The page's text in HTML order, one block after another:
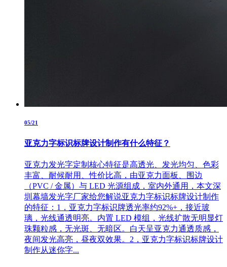
05/21
亚克力字标识标牌设计制作有什么特征？
亚克力发光字定制核心特征是高透光、发光均匀、色彩
丰富、耐候耐用、性价比高，由亚克力面板、围边
（PVC / 金属）与 LED 光源组成，室内外通用，本文深
圳幕墙发光字厂家给您解说亚克力字标识标牌设计制作
的特征：1，亚克力字标识牌透光率约92%+，接近玻
璃，光线通透明亮。内置 LED 模组，光线扩散无明显灯
珠颗粒感，无光斑、无暗区。白天呈亚克力通透质感，
夜间发光高亮，昼夜双效果。2，亚克力字标识标牌设计
制作从迷你字...